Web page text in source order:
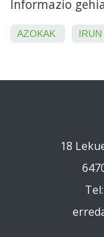
Informazio
AZOKAK IRUN
18